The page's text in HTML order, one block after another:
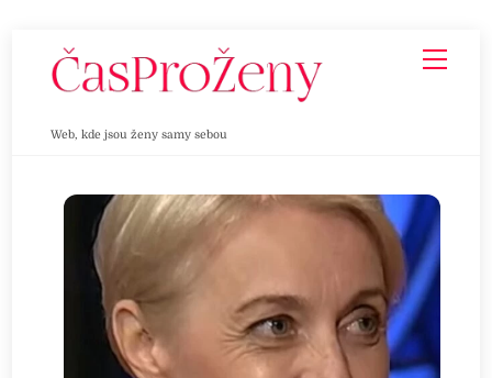
Web, kde jsou ženy samy sebou